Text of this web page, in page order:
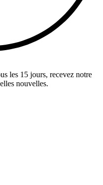
les 15 jours, recevez notre
nouvelles.